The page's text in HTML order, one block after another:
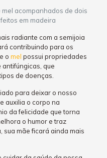
acompanhados de dois
em madeira
radiante com a semijoia
contribuindo para os
o mel possui propriedades
que
de doenças.
para deixar o nosso
auxilia o corpo na
da felicidade que torna
o humor e traz
sua mãe ficará ainda mais